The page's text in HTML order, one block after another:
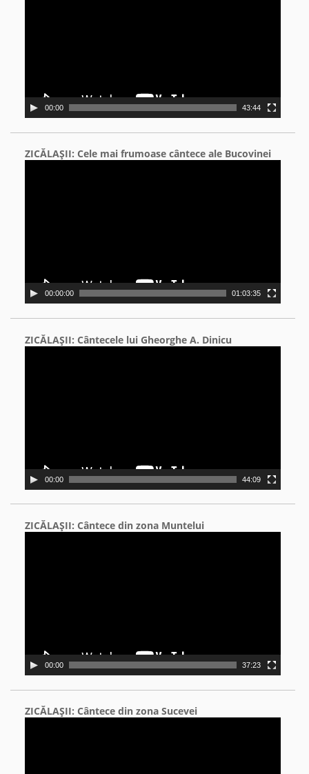
00:00 43:44
ZICĂLAŞII: Cele mai frumoase cântece ale Bucovinei
00:00:00 01:03:35
ZICĂLAŞII: Cântecele lui Gheorghe A. Dinicu
00:00 44:09
ZICĂLAŞII: Cântece din zona Muntelui
00:00 37:23
ZICĂLAŞII: Cântece din zona Sucevei